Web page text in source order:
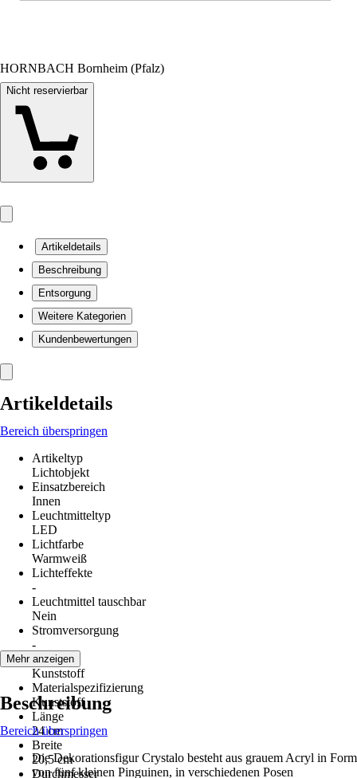
HORNBACH Bornheim (Pfalz)
Nicht reservierbar
Artikeldetails
Beschreibung
Entsorgung
Weitere Kategorien
Kundenbewertungen
Artikeldetails
Bereich überspringen
Artikeltyp
Lichtobjekt
Einsatzbereich
Innen
Leuchtmitteltyp
LED
Lichtfarbe
Warmweiß
Lichteffekte
-
Leuchtmittel tauschbar
Nein
Stromversorgung
-
Material
Kunststoff
Materialspezifizierung
Kunststoff
Länge
24 cm
Breite
20,5 cm
Durchmesser
Mehr anzeigen
Beschreibung
Bereich überspringen
Die Dekorationsfigur Crystalo besteht aus grauem Acryl in Form
von fünf kleinen Pinguinen, in verschiedenen Posen